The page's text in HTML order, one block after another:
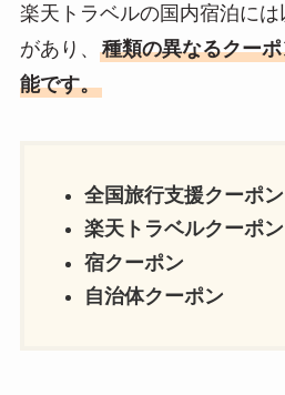
楽天トラベルの国内宿泊に
があり、 種類の異なるクー
能です。
全国旅行支援クーポン
楽天トラベルクーポン
宿クーポン
自治体クーポン